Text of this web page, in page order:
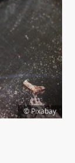
© Pixabay